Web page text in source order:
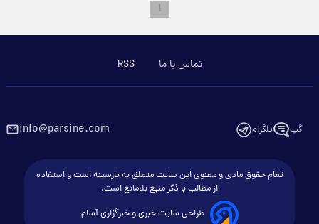
۱
تماس با ما RSS
گپ تلگرام info@parsine.com
تمام حقوق مادی و معنوی این سایت متعلق به پارسینه است و استفاده
از مطالب با ذکر منبع بلامانع است.
طراحی سایت خبری و خبرگزاری آسام